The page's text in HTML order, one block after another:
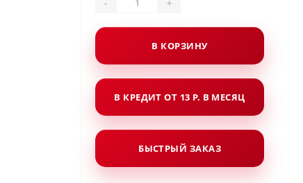
В КОРЗИНУ
В КРЕДИТ ОТ 13 Р. В МЕСЯЦ
БЫСТРЫЙ ЗАКАЗ